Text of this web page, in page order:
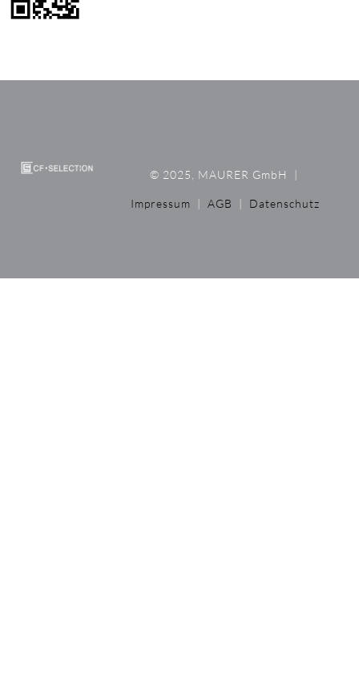
© 2025, MAURER GmbH |
Impressum | AGB | Datenschutz